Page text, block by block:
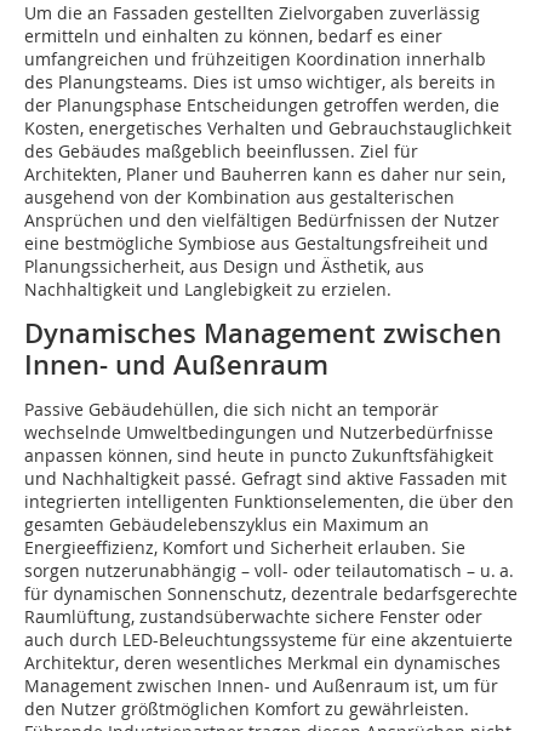
Um die an Fassaden gestellten Zielvorgaben zuverlässig
ermitteln und einhalten zu können, bedarf es einer
umfangreichen und frühzeitigen Koordination innerhalb
des Planungsteams. Dies ist umso wichtiger, als bereits in
der Planungsphase Entscheidungen getroffen werden, die
Kosten, energetisches Verhalten und Gebrauchstauglichkeit
des Gebäudes maßgeblich beeinflussen. Ziel für
Architekten, Planer und Bauherren kann es daher nur sein,
ausgehend von der Kombination aus gestalterischen
Ansprüchen und den vielfältigen Bedürfnissen der Nutzer
eine bestmögliche Symbiose aus Gestaltungsfreiheit und
Planungssicherheit, aus Design und Ästhetik, aus
Nachhaltigkeit und Langlebigkeit zu erzielen.
Dynamisches Management zwischen
Innen- und Außenraum
Passive Gebäudehüllen, die sich nicht an temporär
wechselnde Umweltbedingungen und Nutzerbedürfnisse
anpassen können, sind heute in puncto Zukunftsfähigkeit
und Nachhaltigkeit passé. Gefragt sind aktive Fassaden mit
integrierten intelligenten Funktionselementen, die über den
gesamten Gebäudelebenszyklus ein Maximum an
Energieeffizienz, Komfort und Sicherheit erlauben. Sie
sorgen nutzerunabhängig – voll- oder teilautomatisch – u. a.
für dynamischen Sonnenschutz, dezentrale bedarfsgerechte
Raumlüftung, zustandsüberwachte sichere Fenster oder
auch durch LED-Beleuchtungssysteme für eine akzentuierte
Architektur, deren wesentliches Merkmal ein dynamisches
Management zwischen Innen- und Außenraum ist, um für
den Nutzer größtmöglichen Komfort zu gewährleisten.